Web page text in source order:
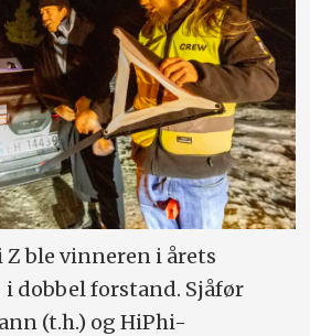
Z ble vinneren i årets
dobbel forstand. Sjåfør
(t.h.) og HiPhi-